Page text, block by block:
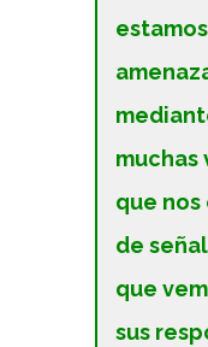
muchas
que
de
que
sus